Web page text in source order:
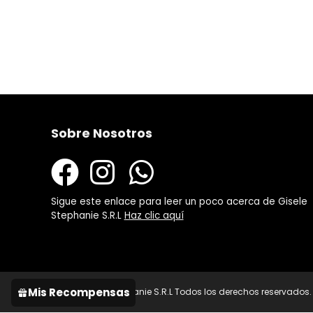
Sobre Nosotros
Sigue este enlace para leer un poco acerca de Gisele
Stephanie S.R.L Haz clic aquí
© 2021 Gisele Stephanie S.R.L Todos los derechos reservados.
Mis Recompensas